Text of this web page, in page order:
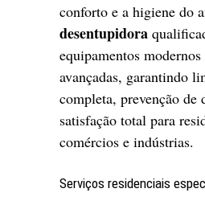
conforto e a higiene do
desentupidora
equipamentos
avançadas, garantindo
completa, prevenção de
satisfação total para
comércios e indústrias.
Serviços residenciais